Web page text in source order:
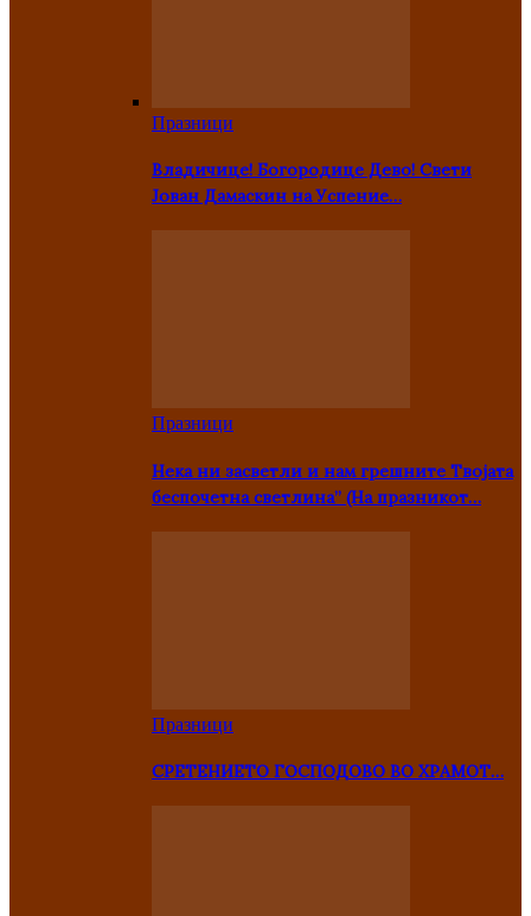
Празници
Владичице! Богородице Дево! Свети
Јован Дамаскин на Успение…
Празници
Нека ни засветли и нам грешните Твојата
беспочетна светлина” (На празникот…
Празници
СРЕТЕНИЕТО ГОСПОДОВО ВО ХРАМОТ…